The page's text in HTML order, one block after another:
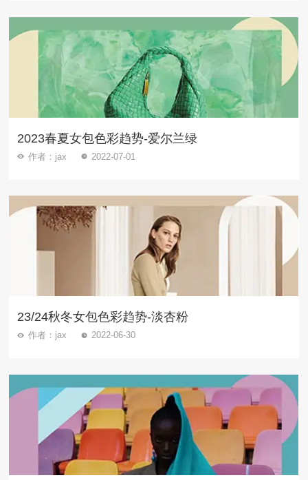
2023春夏女包色彩趋势-爱尔兰绿
作者：jax 2022-07-01
23/24秋冬女包色彩趋势-淡杏粉
作者：jax 2022-06-30